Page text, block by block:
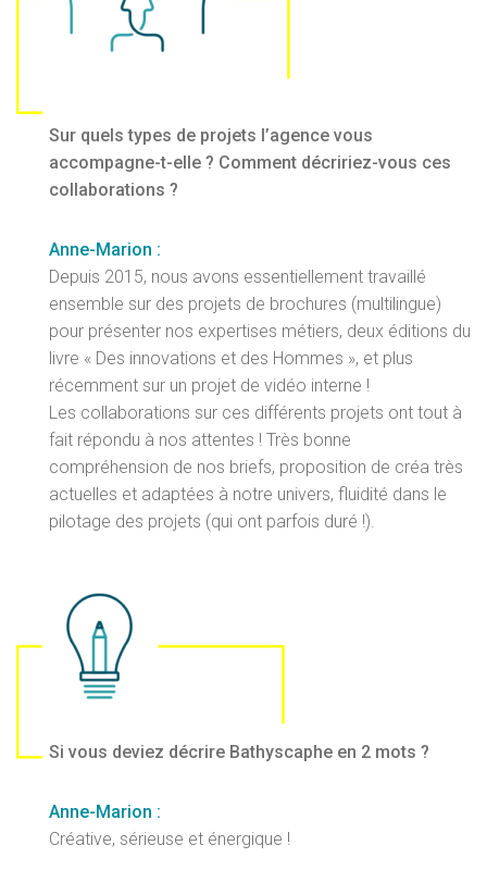
Sur quels types de projets l’agence vous
accompagne-t-elle ? Comment décririez-vous ces
collaborations ?
Anne-Marion :
Depuis 2015, nous avons essentiellement travaillé
ensemble sur des projets de brochures (multilingue)
pour présenter nos expertises métiers, deux éditions du
livre « Des innovations et des Hommes », et plus
récemment sur un projet de vidéo interne !
Les collaborations sur ces différents projets ont tout à
fait répondu à nos attentes ! Très bonne
compréhension de nos briefs, proposition de créa très
actuelles et adaptées à notre univers, fluidité dans le
pilotage des projets (qui ont parfois duré !).
Si vous deviez décrire Bathyscaphe en 2 mots ?
Anne-Marion :
Créative, sérieuse et énergique !